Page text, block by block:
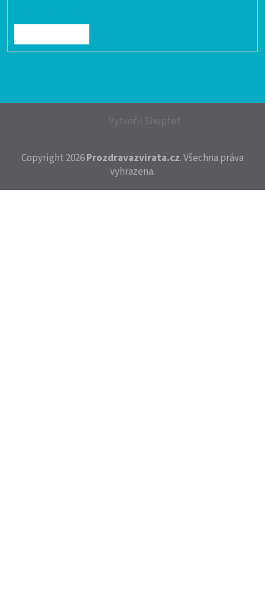
Vytvořil Shoptet
Copyright 2026Prozdravazvirata.cz. Všechna práva
vyhrazena.